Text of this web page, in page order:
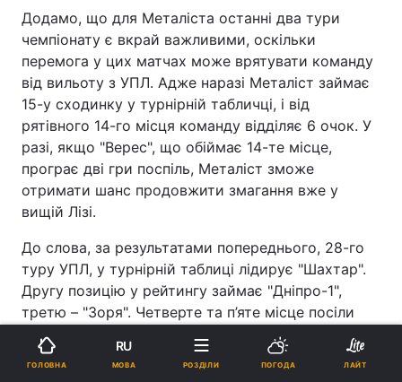
Додамо, що для Металіста останні два тури
чемпіонату є вкрай важливими, оскільки
перемога у цих матчах може врятувати команду
від вильоту з УПЛ. Адже наразі Металіст займає
15-у сходинку у турнірній табличці, і від
рятівного 14-го місця команду відділяє 6 очок. У
разі, якщо "Верес", що обіймає 14-те місце,
програє дві гри поспіль, Металіст зможе
отримати шанс продовжити змагання вже у
вищій Лізі.
До слова, за результатами попереднього, 28-го
туру УПЛ, у турнірній таблиці лідирує "Шахтар".
Другу позицію у рейтингу займає "Дніпро-1",
третю – "Зоря". Четверте та п’яте місце посіли
"Динамо" та "Олександрія" відповідно. Всього у
чемпіонаті з футболу 2022-2023 беруть участь 16
ГОЛОВНА
RU
МОВА РОЗДІЛИ ПОГОДА ЛАЙТ